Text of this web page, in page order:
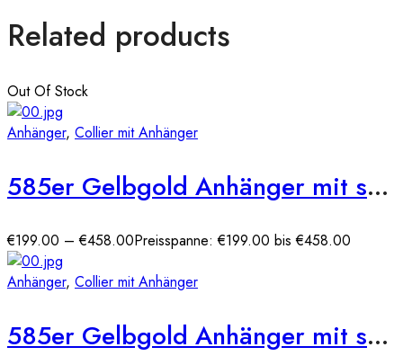
Related products
Out Of Stock
Anhänger, Collier mit Anhänger
585er Gelbgold Anhänger mit synth. Tansanit und Zirkonia
€199.00 –€458.00Preisspanne: €199.00 bis €458.00
Anhänger, Collier mit Anhänger
585er Gelbgold Anhänger mit synth. Saphir und Zirkonia